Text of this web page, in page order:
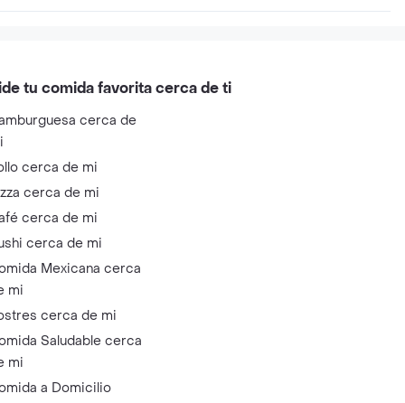
tu comida favorita cerca de ti
cerca de
cerca de mi
cerca de mi
cerca de mi
cerca de mi
Mexicana cerca
mi
cerca de mi
Saludable cerca
mi
a Domicilio